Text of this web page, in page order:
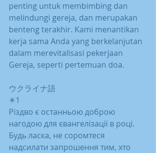
penting untuk membimbing dan
melindungi gereja, dan merupakan
benteng terakhir. Kami menantikan
kerja sama Anda yang berkelanjutan
dalam merevitalisasi pekerjaan
Gereja, seperti pertemuan doa.
ウクライナ語
✴️1
Різдво є останньою доброю
нагодою для євангелізації в році.
Будь ласка, не соромтеся
надсилати запрошення тим, хто